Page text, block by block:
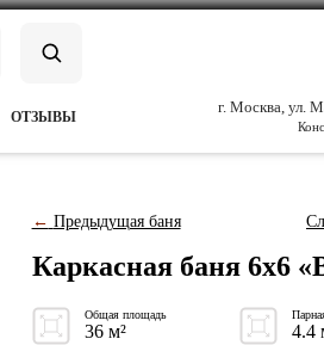
ОТЗЫВЫ
г. Москва, ул.
← Предыдущая баня
Каркасная баня 6x6
Общая площадь
36 м² 4.4